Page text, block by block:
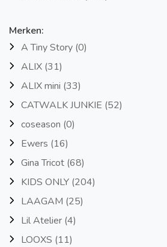
Merken:
A Tiny Story (0)
ALIX (31)
ALIX mini (33)
CATWALK JUNKIE (52)
coseason (0)
Ewers (16)
Gina Tricot (68)
KIDS ONLY (204)
LAAGAM (25)
Lil Atelier (4)
LOOXS (11)